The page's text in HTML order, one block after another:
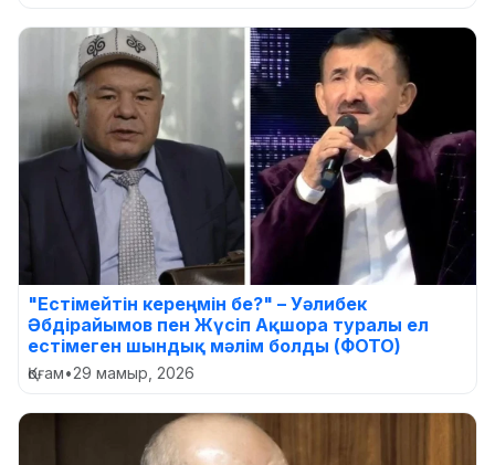
"Естімейтін кереңмін бе?" – Уәлибек
Әбдірайымов пен Жүсіп Ақшора туралы ел
естімеген шындық мәлім болды (ФОТО)
Қоғам•29 мамыр, 2026